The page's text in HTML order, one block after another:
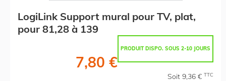
LogiLink Support mural pour TV, plat,
pour 81,28 à 139
PRODUIT DISPO. SOUS 2-10 JOURS
7,80 €
Soit 9,36 € TTC